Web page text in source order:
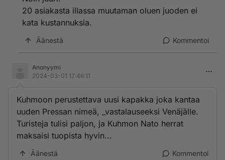
20 asiakasta illassa muutaman oluen juoden ei
kata kustannuksia.
Äänestä Kommentoi
Anonyymi
2024-03-01 17:46:11
Kuhmoon perustettava uusi kapakka joka kantaa
uuden Pressan nimeä, _vastalauseeksi Venäjälle.
Turisteja tulisi paljon, ja Kuhmon Nato herrat
maksaisi tuopista hyvin...
Äänestä Kommentoi